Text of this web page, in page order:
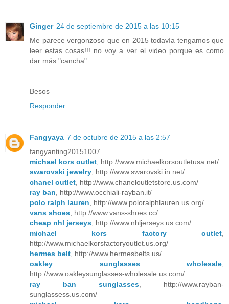
Ginger 24 de septiembre de 2015 a las 10:15
Me parece vergonzoso que en 2015 todavía tengamos que
leer estas cosas!!! no voy a ver el video porque es como
dar más "cancha"
Besos
Responder
Fangyaya 7 de octubre de 2015 a las 2:57
fangyanting20151007
michael kors outlet, http://www.michaelkorsoutletusa.net/
swarovski jewelry, http://www.swarovski.in.net/
chanel outlet, http://www.chaneloutletstore.us.com/
ray ban, http://www.occhiali-rayban.it/
polo ralph lauren, http://www.poloralphlauren.us.org/
vans shoes, http://www.vans-shoes.cc/
cheap nhl jerseys, http://www.nhljerseys.us.com/
michael kors factory outlet,
http://www.michaelkorsfactoryoutlet.us.org/
hermes belt, http://www.hermesbelts.us/
oakley sunglasses wholesale,
http://www.oakleysunglasses-wholesale.us.com/
ray ban sunglasses, http://www.rayban-
sunglassess.us.com/